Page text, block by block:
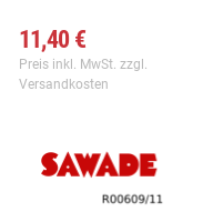
11,40 €
Preis inkl. MwSt. zzgl.
Versandkosten